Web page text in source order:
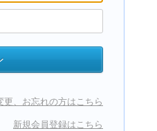
更、お忘れの方はこちら
新規会員登録はこちら